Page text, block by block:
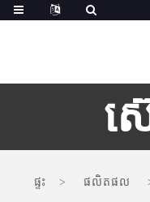
ស៊
ផ្ទះ ផលិតផល